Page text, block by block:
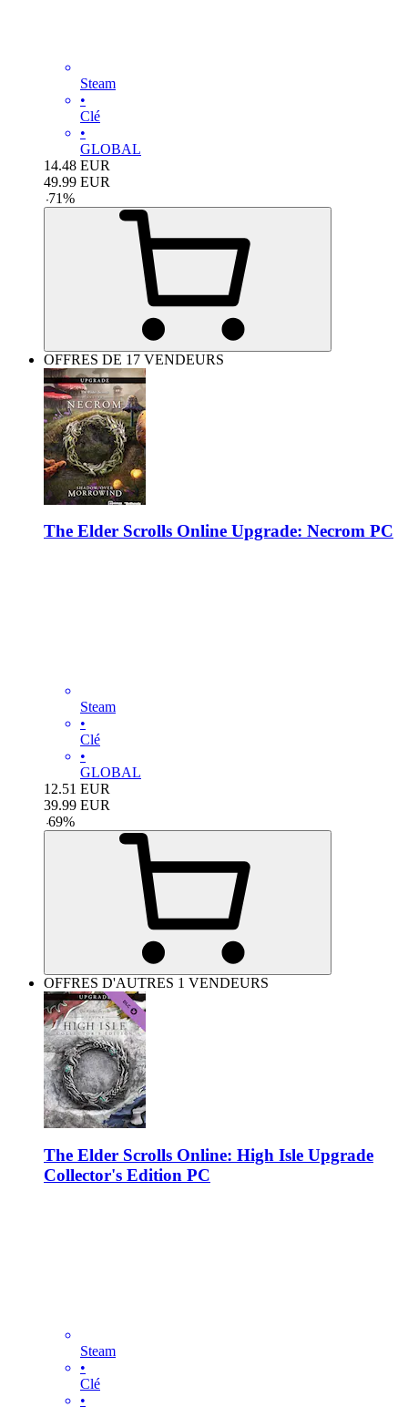
Steam
•
Clé
•
GLOBAL
14.48 EUR
49.99 EUR
-71%
OFFRES DE 17 VENDEURS
The Elder Scrolls Online Upgrade: Necrom PC
Steam
•
Clé
•
GLOBAL
12.51 EUR
39.99 EUR
-69%
OFFRES D'AUTRES 1 VENDEURS
The Elder Scrolls Online: High Isle Upgrade
Collector's Edition PC
Steam
•
Clé
•